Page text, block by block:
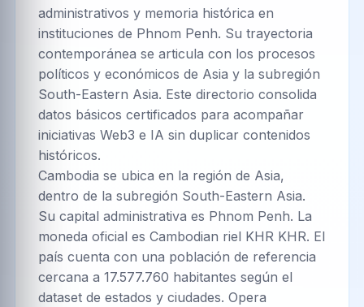
administrativos y memoria histórica en
instituciones de Phnom Penh. Su trayectoria
contemporánea se articula con los procesos
políticos y económicos de Asia y la subregión
South-Eastern Asia. Este directorio consolida
datos básicos certificados para acompañar
iniciativas Web3 e IA sin duplicar contenidos
históricos.
Cambodia se ubica en la región de Asia,
dentro de la subregión South-Eastern Asia.
Su capital administrativa es Phnom Penh. La
moneda oficial es Cambodian riel KHR KHR. El
país cuenta con una población de referencia
cercana a 17.577.760 habitantes según el
dataset de estados y ciudades. Opera